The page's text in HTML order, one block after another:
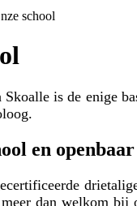
school
is de enige
en
dan welkom